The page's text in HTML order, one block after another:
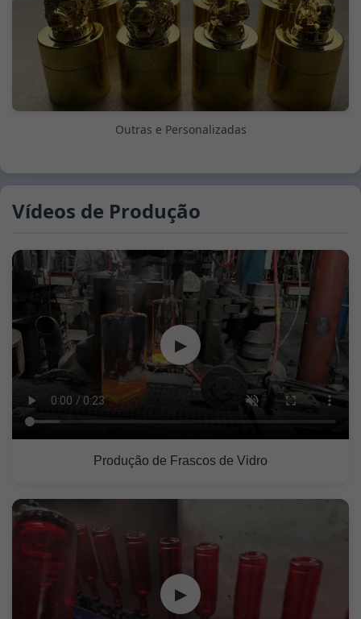
Outras e Personalizadas
Vídeos de Produção
▶
Produção de Frascos de Vidro
▶